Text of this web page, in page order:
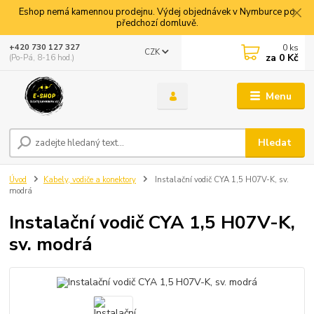
Eshop nemá kamennou prodejnu. Výdej objednávek v Nymburce po
předchozí domluvě.
Menu
CZK
Hledat
+420 730 127 327
(Po-Pá, 8-16 hod.)
0 ks
za 0 Kč
Úvod Kabely, vodiče a konektory
Instalační vodič CYA 1,5 H07V-K, sv.
modrá
Instalační vodič CYA 1,5 H07V-K,
sv. modrá